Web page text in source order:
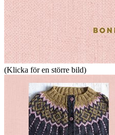
(Klicka för en större bild)